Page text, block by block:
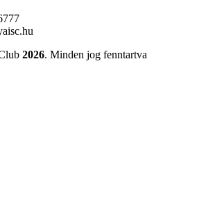
2026. Minden jog fenntartva